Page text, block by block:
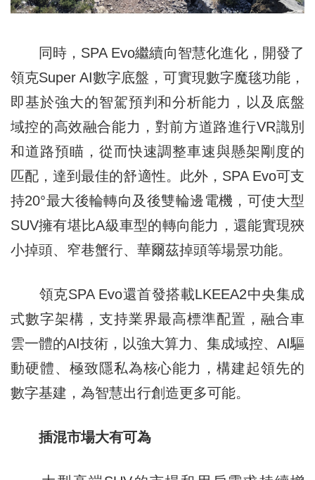
同時，SPA Evo繼續向智慧化進化，開發了
領克Super AI數字底盤，可實現數字魔毯功能，
即基於強大的智駕預判和分析能力，以及底盤
域控的高效融合能力，對前方道路進行VR識別
和道路預瞄，從而快速調整車速與懸架剛度的
匹配，達到最佳的舒適性。此外，SPA Evo可支
持20°最大後輪轉向及後雙輪邊電機，可使大型
SUV擁有堪比A級車型的轉向能力，還能實現狹
小掉頭、窄巷蟹行、華爾茲掉頭等場景功能。
領克SPA Evo還首發搭載LKEEA2中央集成
式數字架構，支持業界最高標準配置，融合車
雲一體的AI技術，以強大算力、集成域控、AI驅
動硬體、極致隱私為核心能力，構建起領先的
數字基建，為智慧出行創造更多可能。
插混市場大有可為